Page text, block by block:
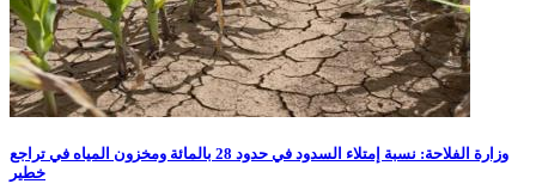
وزارة الفلاحة: نسبة إمتلاء السدود في حدود 28 بالمائة ومخزون المياه في تراجع
خطير